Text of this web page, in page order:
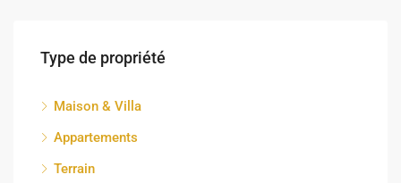
Type de propriété
Maison & Villa
Appartements
Terrain